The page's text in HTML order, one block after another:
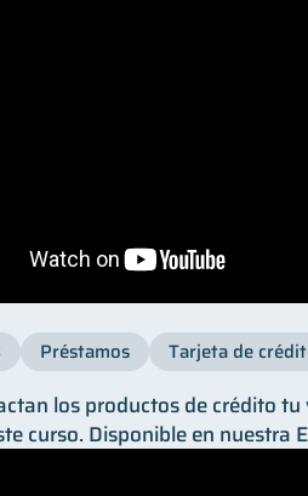
Préstamos Tarjeta de
los productos de crédito
curso. Disponible en nuestra